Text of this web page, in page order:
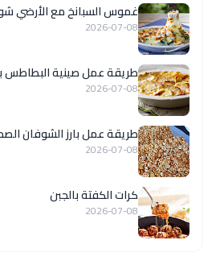
غموس السبانخ مع الأرضي
2026-07-08
طريقة عمل صينية البطاطس
2026-07-08
طريقة عمل بارز الشوفان
2026-07-08
كرات الكفتة بالجبن
2026-07-08